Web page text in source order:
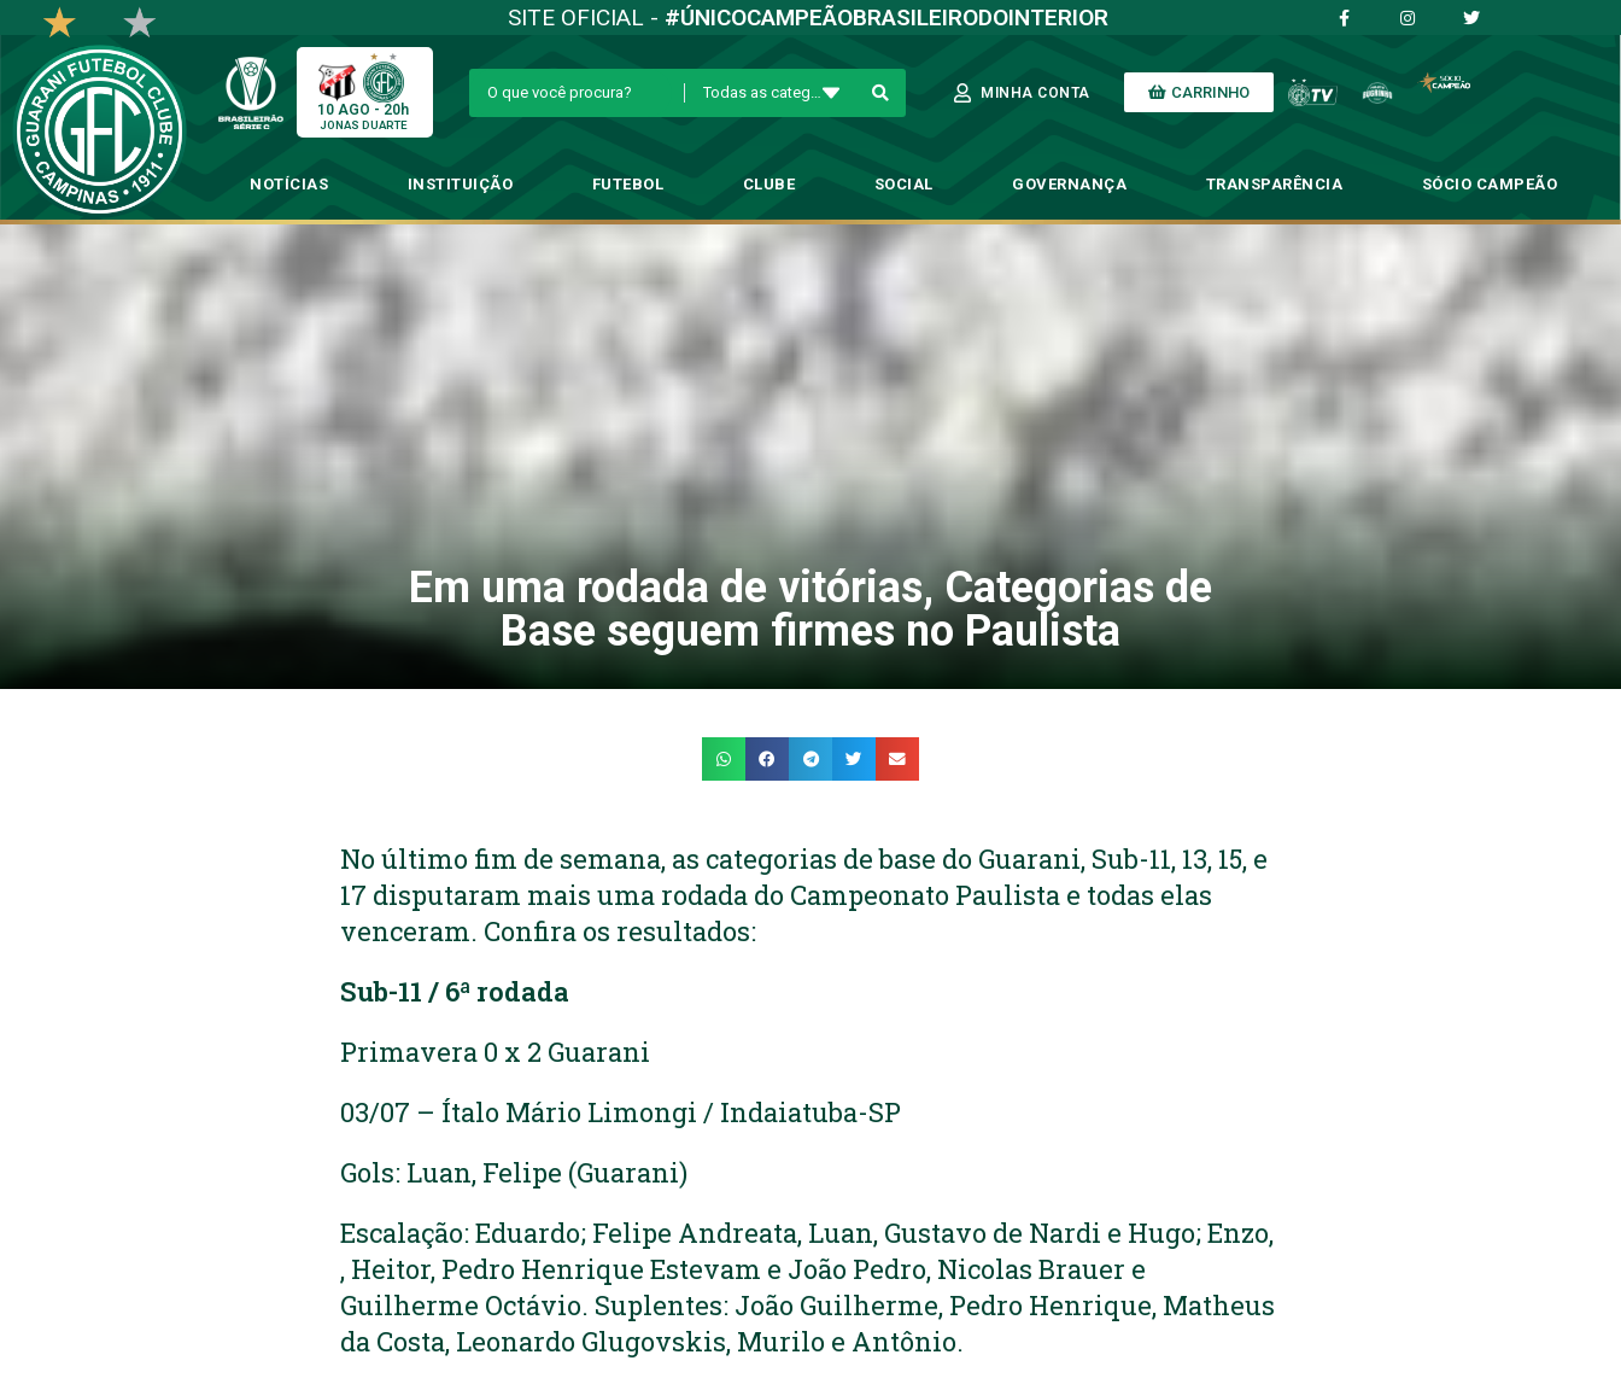
SITE OFICIAL - #ÚNICOCAMPEÃOBRASILEIRODOINTERIOR
10 AGO - 20h
JONAS DUARTE
MINHA CONTA CARRINHO
NOTÍCIAS INSTITUIÇÃO FUTEBOL CLUBE SOCIAL GOVERNANÇA TRANSPARÊNCIA SÓCIO CAMPEÃO
Em uma rodada de vitórias, Categorias de Base seguem firmes no Paulista
Em uma rodada de vitórias, Categorias de Base seguem firmes no Paulista
Em uma rodada de vitórias, Categorias de
Base seguem firmes no Paulista
No último fim de semana, as categorias de base do Guarani, Sub-11, 13, 15, e
17 disputaram mais uma rodada do Campeonato Paulista e todas elas
venceram. Confira os resultados:
Sub-11 / 6ª rodada
Primavera 0 x 2 Guarani
03/07 – Ítalo Mário Limongi / Indaiatuba-SP
Gols: Luan, Felipe (Guarani)
Escalação: Eduardo; Felipe Andreata, Luan, Gustavo de Nardi e Hugo; Enzo,
, Heitor, Pedro Henrique Estevam e João Pedro, Nicolas Brauer e
Guilherme Octávio. Suplentes: João Guilherme, Pedro Henrique, Matheus
da Costa, Leonardo Glugovskis, Murilo e Antônio.